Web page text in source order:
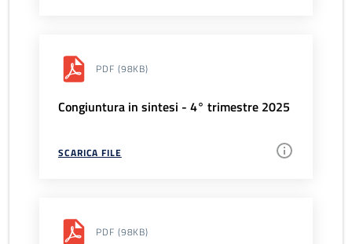
PDF (98KB)
Congiuntura in sintesi - 4° trimestre 2025
SCARICA FILE
PDF (98KB)